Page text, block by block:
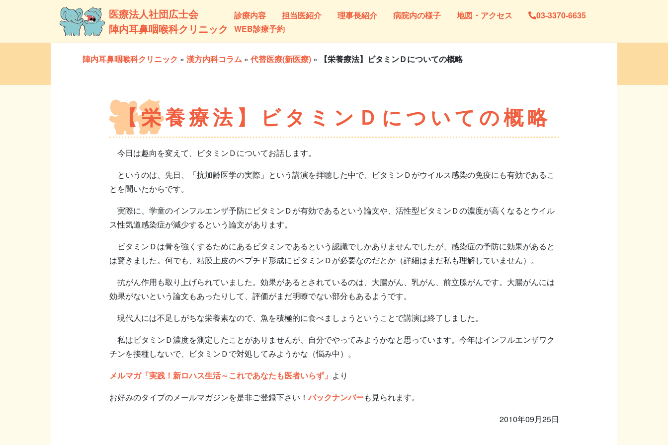
医療法人社団広士会
陣内耳鼻咽喉科クリニック
診療内容 担当医紹介 理事長紹介 病院内の様子 地図・アクセス
03-3370-6635
WEB診療予約
陣内耳鼻咽喉科クリニック » 漢方内科コラム » 代替医療(新医療) » 【栄養療法】ビタミンＤについての概略
【栄養療法】ビタミンＤについての概略
今日は趣向を変えて、ビタミンＤについてお話します。
というのは、先日、「抗加齢医学の実際」という講演を拝聴した中で、ビタミンＤがウイルス感染の免疫にも有効であるこ
とを聞いたからです。
実際に、学童のインフルエンザ予防にビタミンＤが有効であるという論文や、活性型ビタミンＤの濃度が高くなるとウイル
ス性気道感染症が減少するという論文があります。
ビタミンＤは骨を強くするためにあるビタミンであるという認識でしかありませんでしたが、感染症の予防に効果があると
は驚きました。何でも、粘膜上皮のペプチド形成にビタミンＤが必要なのだとか（詳細はまだ私も理解していません）。
抗がん作用も取り上げられていました。効果があるとされているのは、大腸がん、乳がん、前立腺がんです。大腸がんには
効果がないという論文もあったりして、評価がまだ明瞭でない部分もあるようです。
現代人には不足しがちな栄養素なので、魚を積極的に食べましょうということで講演は終了しました。
私はビタミンＤ濃度を測定したことがありませんが、自分でやってみようかなと思っています。今年はインフルエンザワク
チンを接種しないで、ビタミンＤで対処してみようかな（悩み中）。
メルマガ「実践！新ロハス生活～これであなたも医者いらず」 より
お好みのタイプのメールマガジンを是非ご登録下さい！バックナンバーも見られます。
2010年09月25日